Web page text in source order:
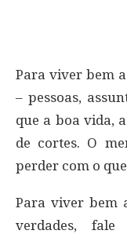
Para viver bem
– pessoas,
que a boa vida,
de cortes. O
perder com o
Para viver bem
verdades,